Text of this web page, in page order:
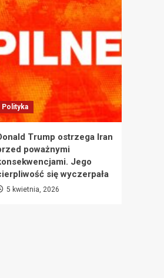
Polityka
Trump ostrzega Iran
poważnymi
Jego
się wyczerpała
5 kwietnia, 2026